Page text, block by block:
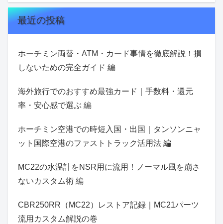
最近の投稿
ホーチミン両替・ATM・カード事情を徹底解説！損
しないための完全ガイド 編
海外旅行でのおすすめ最強カード｜手数料・還元
率・安心感で選ぶ 編
ホーチミン空港での時短入国・出国｜タンソンニャ
ット国際空港のファストトラック活用法 編
MC22の水温計をNSR用に流用！ノーマル風を崩さ
ないカスタム術 編
CBR250RR（MC22）レストア記録｜MC21パーツ
流用カスタム解説の巻